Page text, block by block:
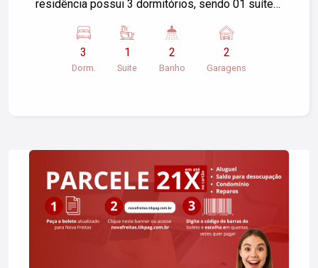
residência possui 3 dormitórios, sendo 01 suíte,
varanda, cozinha e área de serviço. A área
construída é de 140m² e a área do terreno é de
175m². Se você está interessado, entre em
3
Dorm.
1
Suite
2
Banho
2
Garagens